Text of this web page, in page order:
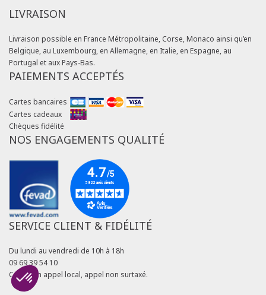
LIVRAISON
Livraison possible en France Métropolitaine, Corse, Monaco ainsi qu’en
Belgique, au Luxembourg, en Allemagne, en Italie, en Espagne, au
Portugal et aux Pays-Bas.
PAIEMENTS ACCEPTÉS
Cartes bancaires
Cartes cadeaux
Chèques fidélité
NOS ENGAGEMENTS QUALITÉ
SERVICE CLIENT & FIDÉLITÉ
Du lundi au vendredi de 10h à 18h
09 69 39 54 10
Coût d'un appel local, appel non surtaxé.